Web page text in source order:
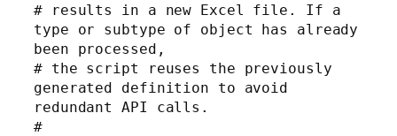
# results in a new Excel file. If a
type or subtype of object has already
been processed,
# the script reuses the previously
generated definition to avoid
redundant API calls.
#